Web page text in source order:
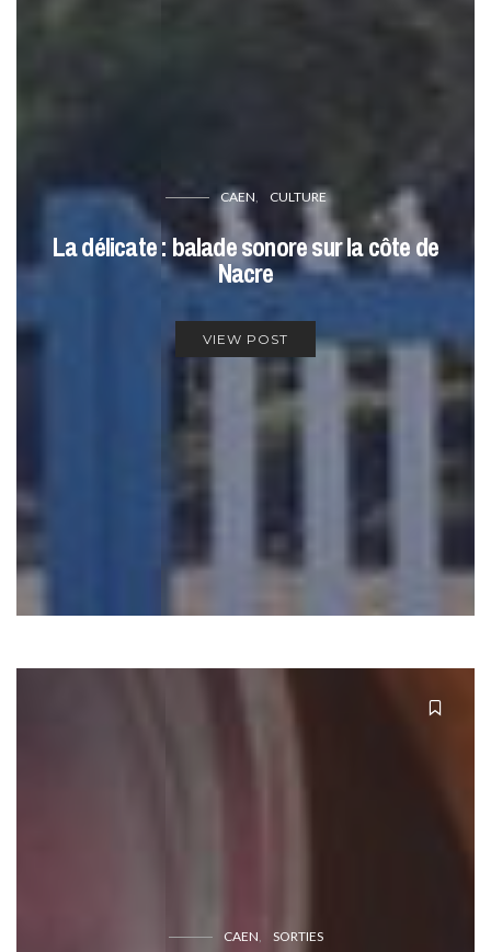
CAEN CULTURE
La délicate : balade sonore sur la côte de
Nacre
VIEW POST
CAEN SORTIES